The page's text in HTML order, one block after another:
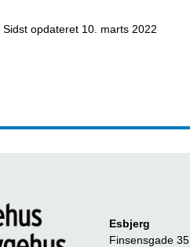
Sidst opdateret 10. marts 2022
Esbjerg
Finsensgade 35